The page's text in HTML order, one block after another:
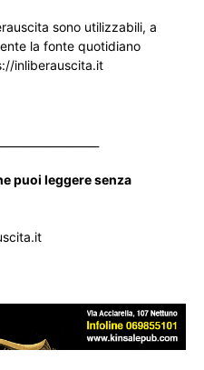
sono utilizzabili, a
la fonte quotidiano
inliberauscita.it
puoi leggere senza